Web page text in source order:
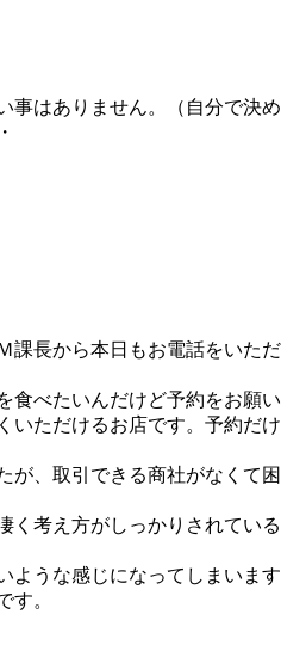
はありません。（自分で決
長から本日もお電話をいただ
食べたいんだけど予約をお
ただけるお店です。予約だ
、取引できる商社がなくて
く考え方がしっかりされてい
うな感じになってしまい
す。